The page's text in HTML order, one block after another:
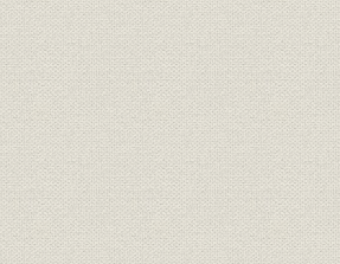
際化と業績